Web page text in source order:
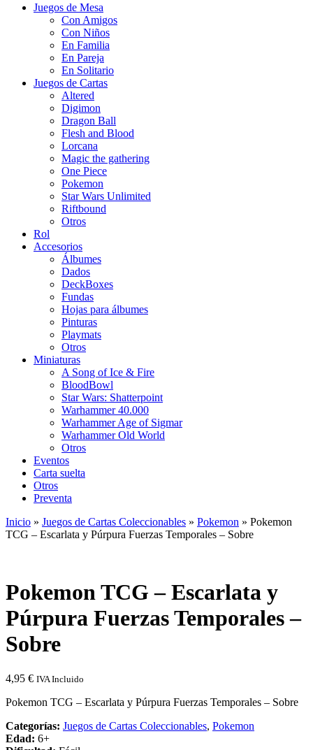
Juegos de Mesa
Con Amigos
Con Niños
En Familia
En Pareja
En Solitario
Juegos de Cartas
Altered
Digimon
Dragon Ball
Flesh and Blood
Lorcana
Magic the gathering
One Piece
Pokemon
Star Wars Unlimited
Riftbound
Otros
Rol
Accesorios
Álbumes
Dados
DeckBoxes
Fundas
Hojas para álbumes
Pinturas
Playmats
Otros
Miniaturas
A Song of Ice & Fire
BloodBowl
Star Wars: Shatterpoint
Warhammer 40.000
Warhammer Age of Sigmar
Warhammer Old World
Otros
Eventos
Carta suelta
Otros
Preventa
Inicio » Juegos de Cartas Coleccionables » Pokemon » Pokemon
TCG – Escarlata y Púrpura Fuerzas Temporales – Sobre
Pokemon TCG – Escarlata y
Púrpura Fuerzas Temporales –
Sobre
4,95 € IVA Incluido
Pokemon TCG – Escarlata y Púrpura Fuerzas Temporales – Sobre
Categorías: Juegos de Cartas Coleccionables, Pokemon
Edad: 6+